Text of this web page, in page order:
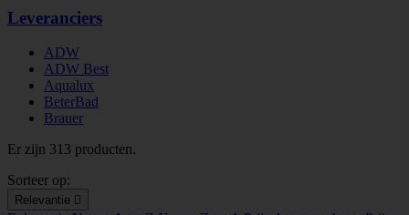
Leveranciers
ADW
ADW Best
Aqualux
BeterBad
Brauer
Er zijn 313 producten.
Sorteer op:
Relevantie 